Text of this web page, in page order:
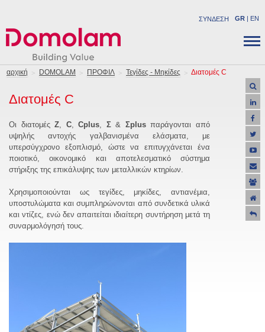
GR | EN
ΣΥΝΔΕΣΗ
ΔΟΜΙΚA ΠΡΟΪΟΝΤΑ
ΕΡΓΑ
ΥΠΟΣΤΗΡΙΞΗ
ΠΡΟΣΦΟΡΕΣ
ΕΤΑΙΡΕΙΑ
αρχική DOMOLAM ΠΡΟΦΙΛ Τεγίδες - Μηκίδες Διατομές C
Διατομές C
Οι διατομέςZ, C,Cplus, Σ& Σplusπαράγονται από
υψηλής αντοχής γαλβανισμένα ελάσματα, με
υπερσύγχρονο εξοπλισμό, ώστε να επιτυγχάνεται ένα
ποιοτικό, οικονομικό και αποτελεσματικό σύστημα
στήριξης της επικάλυψης των μεταλλικών κτηρίων.
Χρησιμοποιούνται ως τεγίδες, μηκίδες, αντιανέμια,
υποστυλώματα και συμπληρώνονται από συνδετικά υλικά
και ντίζες, ενώ δεν απαιτείται ιδιαίτερη συντήρηση μετά τη
συναρμολόγησή τους.